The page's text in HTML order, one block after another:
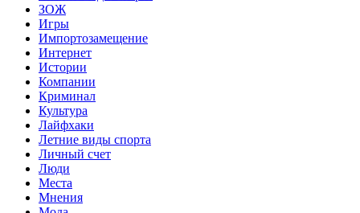
ЗОЖ
Игры
Импортозамещение
Интернет
Истории
Компании
Криминал
Культура
Лайфхаки
Летние виды спорта
Личный счет
Люди
Места
Мнения